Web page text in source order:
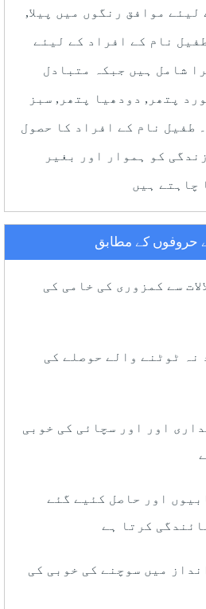
موافق رنگوں میں پیلا,
نام کے افراد کے لیئے
شامل ہیں جبکہ متبادل
پتھر, دودھیا پتھر, سبز
طفیل نام کے افراد کا حصول
کو ہموار اور بغیر
چاہتے ہیں
حروفوں کے مطابق
سے کمزوری کی خامی کی
نہ ٹوٹنے والے حوصلے کی
اور اور سچائی کی خوبی
اور حاصل کئیے گئے
کرتا ہے
میں سوچنے کی خوبی کی